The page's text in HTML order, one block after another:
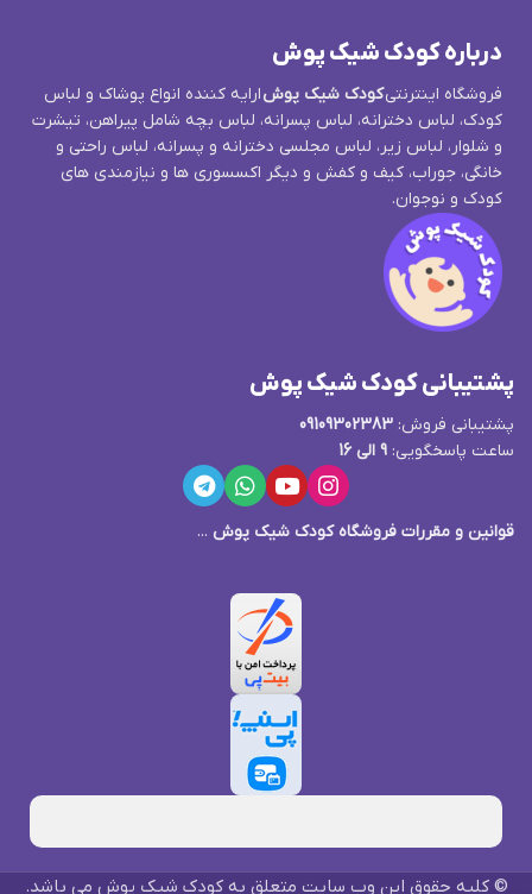
درباره کودک شیک پوش
فروشگاه اینترنتیکودک شیک پوشارایه کننده انواع پوشاک و لباس
کودک، لباس دخترانه، لباس پسرانه، لباس بچه شامل پیراهن، تیشرت
و شلوار، لباس زیر، لباس مجلسی دخترانه و پسرانه، لباس راحتی و
خانگی، جوراب، کیف و کفش و دیگر اکسسوری ها و نیازمندی های
کودک و نوجوان.
پشتیبانی کودک شیک پوش
پشتیبانی فروش: 09109302383
ساعت پاسخگویی: 9 الی 16
قوانین و مقررات فروشگاه کودک شیک پوش ...
© کلیه حقوق این وب سایت متعلق به کودک شیک پوش می باشد.